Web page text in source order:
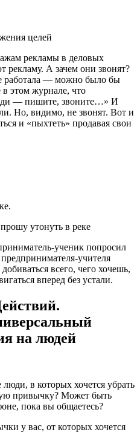
целей
рекламы в деловых
рекламу. А зачем они звонят?
работала — можно было бы
в этом журнале, что
— пишите, звоните…» И
Но, видимо, не звонят. Вот и
и «пыхтеть» продавая свои
утонуть в реке
ученик попросил
учителя
всего, чего хочешь,
вперед без устали.
на людей
в которых хочется убрать
привычку? Может быть
пока вы общаетесь?
у вас, от которых хочется